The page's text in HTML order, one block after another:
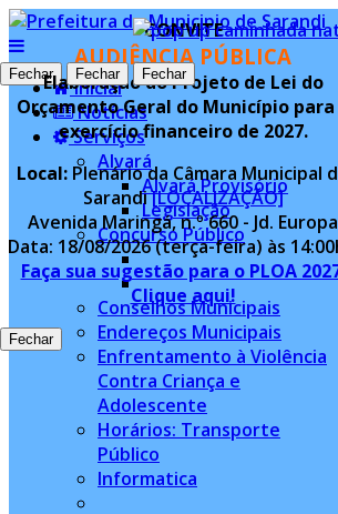
Inicial
Notícias
Serviços
Alvará
Alvará Provisório
Legislação
Concurso Público
Conselhos Municipais
Endereços Municipais
Enfrentamento à Violência
Contra Criança e
Adolescente
Horários: Transporte
Público
Informatica
Fechar
CONVITE
AUDIÊNCIA PÚBLICA
Elaboração do Projeto de Lei do
Orçamento Geral do Município para
exercício financeiro de 2027.
Local: Plenário da Câmara Municipal
Sarandi[LOCALIZAÇÃO]
Avenida Maringá, n.º 660 - Jd. Europa
Data: 18/08/2026 (terça-feira) às
Faça sua sugestão para o PLOA
Clique aqui!
Fechar
Fechar
Fechar
Fechar